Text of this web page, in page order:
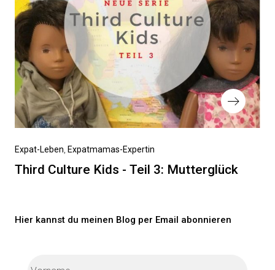
Nächster
Beitrag
Expat-Leben Expatmamas-Expertin
Third Culture Kids - Teil 3: Mutterglück
Hier kannst du meinen Blog per Email abonnieren